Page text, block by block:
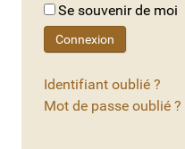
Se souvenir de moi
Connexion
Identifiant oublié ?
Mot de passe oublié ?